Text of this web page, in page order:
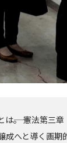
――。 憲法第三
へと導く画期